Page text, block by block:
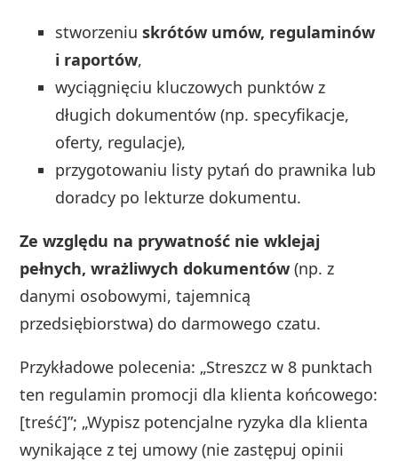
stworzeniuskrótów umów, regulaminów
i raportów,
wyciągnięciu kluczowych punktów z
długich dokumentów (np. specyfikacje,
oferty, regulacje),
przygotowaniu listy pytań do prawnika lub
doradcy po lekturze dokumentu.
Ze względu na prywatność nie wklejaj
pełnych, wrażliwych dokumentów (np. z
danymi osobowymi, tajemnicą
przedsiębiorstwa) do darmowego czatu.
Przykładowe polecenia: „Streszcz w 8 punktach
ten regulamin promocji dla klienta końcowego:
[treść]”; „Wypisz potencjalne ryzyka dla klienta
wynikające z tej umowy (nie zastępuj opinii